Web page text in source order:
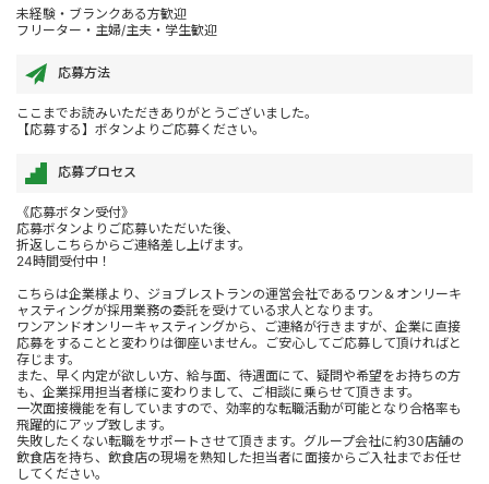
未経験・ブランクある方歓迎
フリーター・主婦/主夫・学生歓迎
応募方法
ここまでお読みいただきありがとうございました。
【応募する】ボタンよりご応募ください。
応募プロセス
《応募ボタン受付》
応募ボタンよりご応募いただいた後、
折返しこちらからご連絡差し上げます。
24時間受付中！
こちらは企業様より、ジョブレストランの運営会社であるワン＆オンリーキ
ャスティングが採用業務の委託を受けている求人となります。
ワンアンドオンリーキャスティングから、ご連絡が行きますが、企業に直接
応募をすることと変わりは御座いません。ご安心してご応募して頂ければと
存じます。
また、早く内定が欲しい方、給与面、待遇面にて、疑問や希望をお持ちの方
も、企業採用担当者様に変わりまして、ご相談に乗らせて頂きます。
一次面接機能を有していますので、効率的な転職活動が可能となり合格率も
飛躍的にアップ致します。
失敗したくない転職をサポートさせて頂きます。グループ会社に約30店舗の
飲食店を持ち、飲食店の現場を熟知した担当者に面接からご入社までお任せ
してください。